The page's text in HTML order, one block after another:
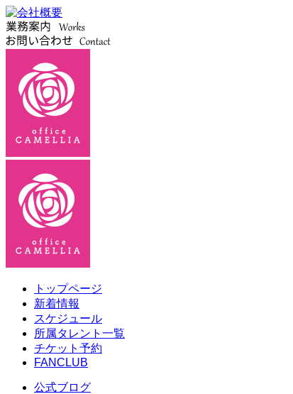
トップページ
新着情報
スケジュール
所属タレント一覧
チケット予約
FANCLUB
公式ブログ